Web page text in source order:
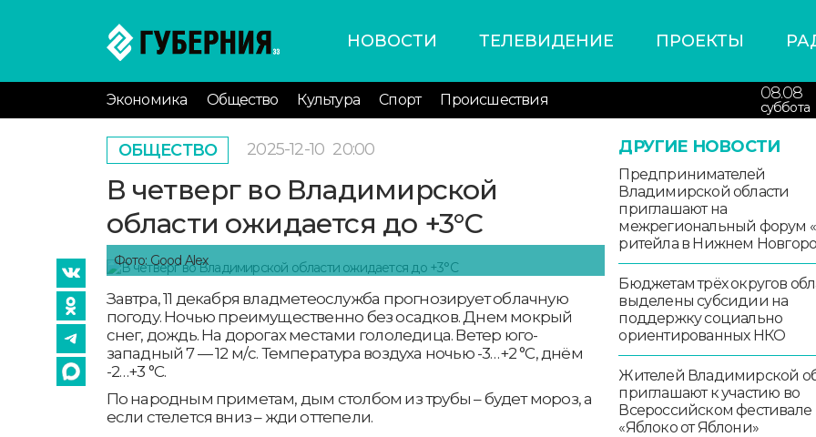
НОВОСТИ ТЕЛЕВИДЕНИЕ ПРОЕКТЫ
Экономика Общество Культура Спорт Происшествия 08.08
суббота
ОБЩЕСТВО 2025-12-10 20:00
В четверг во Владимирской
области ожидается до +3°С
Фото: Good Alex
Завтра, 11 декабря владметеослужба прогнозирует облачную
погоду. Ночью преимущественно без осадков. Днем мокрый
снег, дождь. На дорогах местами гололедица. Ветер юго-
западный 7 — 12 м/с. Температура воздуха ночью -3…+2 °С, днём
-2…+3 °С.
По народным приметам, дым столбом из трубы – будет мороз, а
если стелется вниз – жди оттепели.
ДРУГИЕ НОВОСТИ
Предпринимателей
Владимирской области
приглашают на
межрегиональный форум
ритейла в Нижнем
Бюджетам трёх округов
выделены субсидии на
поддержку социально
ориентированных НКО
Жителей Владимирской
приглашают к участию во
Всероссийском фестивале
«Яблоко от Яблони»